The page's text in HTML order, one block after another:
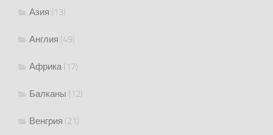
Азия (13)
Англия (49)
Африка(17)
Балканы (12)
Венгрия (21)